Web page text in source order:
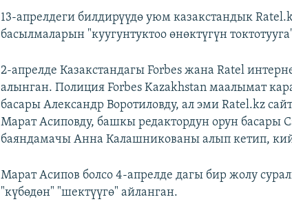
13-апрелдеги билдирүүдө уюм казакстандык
басылмаларын "куугунтуктоо өнөктүгүн
2-апрелде Казакстандагы Forbes жана Ratel
алынган. Полиция Forbes Kazakhstan маалымат
басары Александр Воротиловду, ал эми Ratel.kz
Марат Асиповду, башкы редактордун орун басары
баяндамачы Анна Калашникованы алып кетип,
Марат Асипов болсо 4-апрелде дагы бир жолу
"күбөдөн" "шектүүгө" айланган.